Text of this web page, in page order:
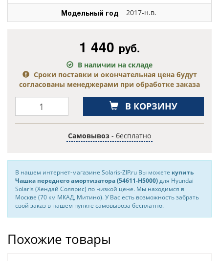
Модельный год 2017-н.в.
1 440 руб.
В наличии на складе
Сроки поставки и окончательная цена будут
согласованы менеджерами при обработке заказа
В КОРЗИНУ
Самовывоз - бесплатно
В нашем интернет-магазине Solaris-ZIP.ru Вы можете купить
Чашка переднего амортизатора (54611-H5000)для Hyundai
Solaris (Хендай Солярис) по низкой цене. Мы находимся в
Москве (70 км МКАД, Митино). У Вас есть возможность забрать
свой заказ в нашем пункте самовывоза бесплатно.
Похожие товары